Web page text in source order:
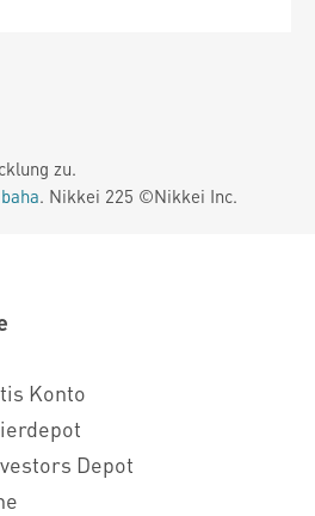
zu.
baha. Nikkei 225 ©Nikkei Inc.
Konto
Depot